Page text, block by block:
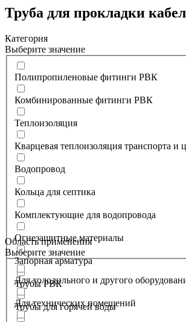
Труба для прокладки
Категория
Выберите значение
Полипропиленовые фитинги РВК
Комбинированные фитинги РВК
Теплоизоляция
Кварцевая теплоизоляция транспорта и
Водопровод
Кольца для септика
Комплектующие для водопровода
Огнезащитные материалы
Запорная арматура
Трубы РВК
Трубы для горячей воды
Область применения
Выберите значение
Для холодильного и другого
Для технических помещений